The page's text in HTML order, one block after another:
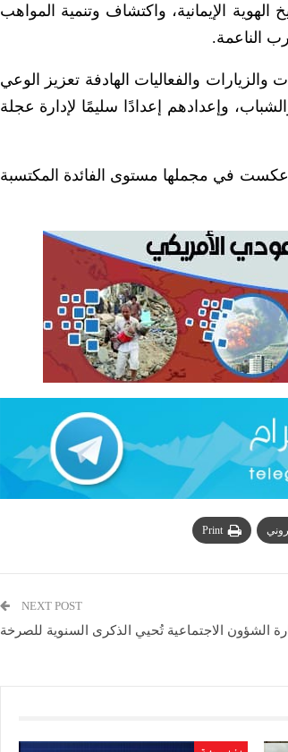
الإيمانية، واكتشاف وتنمية المواهب
الناعمة.
والفعاليات الهادفة تعزيز الوعي
وإعدادهم إعدادًا سليمًا لإدارة عجلة
عكست في مجملها مستوى الفائدة المكتسبة
Print
NEXT POST
الشؤون الاجتماعية تُحيي الذكرى السنوية للصرخة